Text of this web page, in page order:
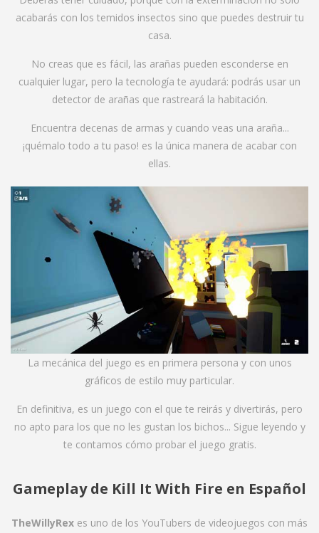
acabarás con los temidos insectos sino que puedes destruir tu
casa.
No creas que es fácil, las arañas pueden esconderse en
cualquier lugar, pero la tecnología te ayudará: podrás usar un
detector de arañas que rastreará la habitación.
Encuentra decenas de armas y cuando veas una araña...
¡quémalo todo a tu paso! es la única manera de acabar con
ellas.
La mecánica del juego es en primera persona y con unos
gráficos de estilo muy particular.
En definitiva, es un juego con el que te reirás y divertirás, pero
no apto para los que no les gustan los bichos... Sigue leyendo y
te contamos cómo probar el juego gratis.
Gameplay de Kill It With Fire en Español
TheWillyRex es uno de los YouTubers de videojuegos con más